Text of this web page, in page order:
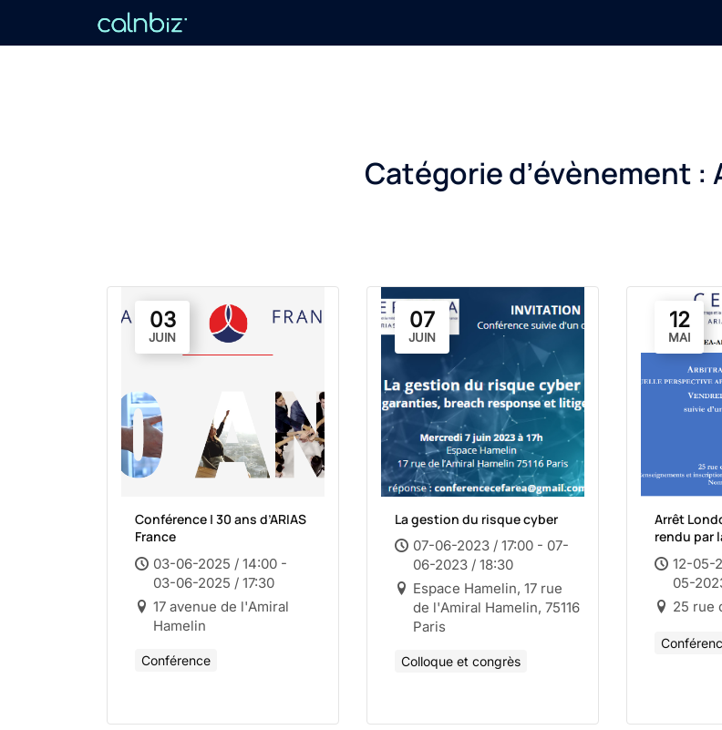
Catégorie d’évènement :
03
JUIN
Conférence | 30 ans d’ARIAS
France
03-06-2025 / 14:00 -
03-06-2025 / 17:30
17 avenue de l'Amiral
Hamelin
Conférence
07
JUIN
La gestion du risque cyber
07-06-2023 / 17:00 - 07-
06-2023 / 18:30
Espace Hamelin, 17 rue
de l'Amiral Hamelin, 75116
Paris
Colloque et congrès
12
MAI
Arrêt
rendu par
12-05-
05-
25 rue